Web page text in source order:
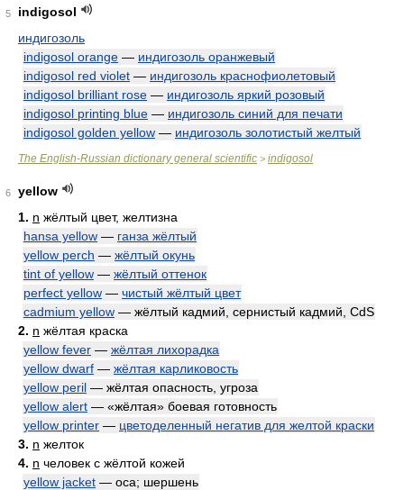
5
indigosol
индигозоль
indigosol orange — индигозоль оранжевый
indigosol red violet — индигозоль краснофиолетовый
indigosol brilliant rose — индигозоль яркий розовый
indigosol printing blue — индигозоль синий для печати
indigosol golden yellow — индигозоль золотистый желтый
The English-Russian dictionary general scientific > indigosol
6
yellow
1. n жёлтый цвет, желтизна
hansa yellow — ганза жёлтый
yellow perch — жёлтый окунь
tint of yellow — жёлтый оттенок
perfect yellow — чистый жёлтый цвет
cadmium yellow — жёлтый кадмий, сернистый кадмий, CdS
2. n жёлтая краска
yellow fever — жёлтая лихорадка
yellow dwarf — жёлтая карликовость
yellow peril — жёлтая опасность, угроза
yellow alert — «жёлтая» боевая готовность
yellow printer — цветоделенный негатив для желтой краски
3. n желток
4. n человек с жёлтой кожей
yellow jacket — оса; шершень